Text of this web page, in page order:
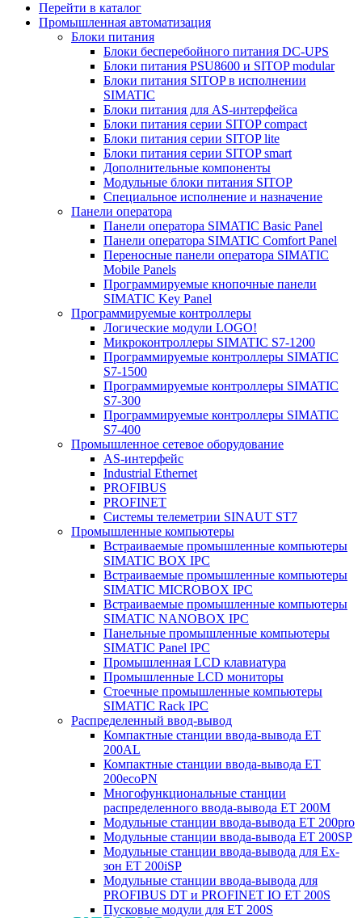
Перейти в каталог
Промышленная автоматизация
Блоки питания
Блоки бесперебойного питания DC-UPS
Блоки питания PSU8600 и SITOP modular
Блоки питания SITOP в исполнении
SIMATIC
Блоки питания для AS-интерфейса
Блоки питания серии SITOP compact
Блоки питания серии SITOP lite
Блоки питания серии SITOP smart
Дополнительные компоненты
Модульные блоки питания SITOP
Специальное исполнение и назначение
Панели оператора
Панели оператора SIMATIC Basic Panel
Панели оператора SIMATIC Comfort Panel
Переносные панели оператора SIMATIC
Mobile Panels
Программируемые кнопочные панели
SIMATIC Key Panel
Программируемые контроллеры
Логические модули LOGO!
Микроконтроллеры SIMATIC S7-1200
Программируемые контроллеры SIMATIC
S7-1500
Программируемые контроллеры SIMATIC
S7-300
Программируемые контроллеры SIMATIC
S7-400
Промышленное сетевое оборудование
AS-интерфейс
Industrial Ethernet
PROFIBUS
PROFINET
Системы телеметрии SINAUT ST7
Промышленные компьютеры
Встраиваемые промышленные компьютеры
SIMATIC BOX IPC
Встраиваемые промышленные компьютеры
SIMATIC MICROBOX IPC
Встраиваемые промышленные компьютеры
SIMATIC NANOBOX IPC
Панельные промышленные компьютеры
SIMATIC Panel IPC
Промышленная LCD клавиатура
Промышленные LCD мониторы
Стоечные промышленные компьютеры
SIMATIC Rack IPC
Распределенный ввод-вывод
Компактные станции ввода-вывода ET
200AL
Компактные станции ввода-вывода ET
200ecoPN
Многофункциональные станции
распределенного ввода-вывода ET 200M
Модульные станции ввода-вывода ET 200pro
Модульные станции ввода-вывода ET 200SP
Модульные станции ввода-вывода для Ex-
зон ET 200iSP
Модульные станции ввода-вывода для
PROFIBUS DT и PROFINET IO ET 200S
Пусковые модули для ET 200S